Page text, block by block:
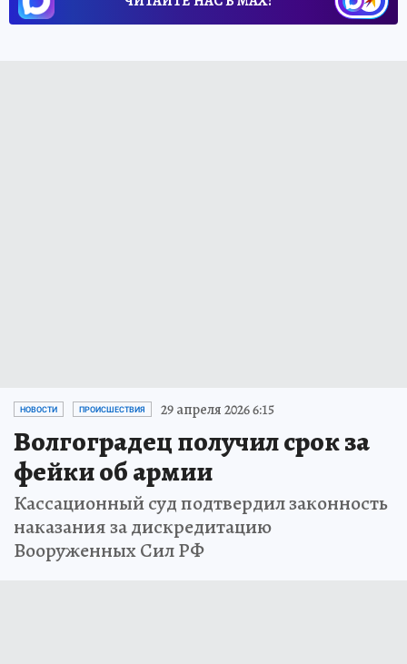
НОВОСТИ ПРОИСШЕСТВИЯ 29 апреля 2026 6:15
Волгоградец получил срок за
фейки об армии
Кассационный суд подтвердил законность
наказания за дискредитацию
Вооруженных Сил РФ